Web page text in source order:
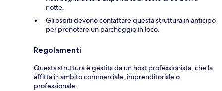
notte.
Gli ospiti devono contattare questa struttura in anticipo
per prenotare un parcheggio in loco.
Regolamenti
Questa struttura è gestita da un host professionista, che la
affitta in ambito commerciale, imprenditoriale o
professionale.